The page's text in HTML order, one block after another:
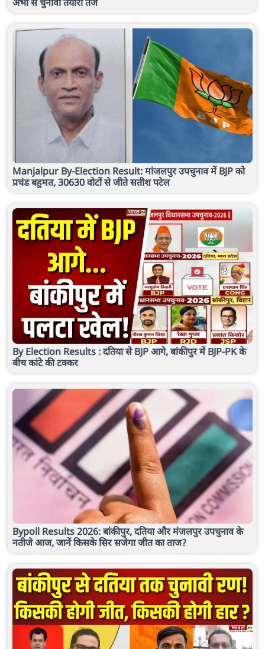
Manjalpur By-Election Result: मांजलपुर उपचुनाव में BJP को
प्रचंड बहुमत, 30630 वोटों से जीते सतीश पटेल
By Election Results : दतिया से BJP आगे, बांकीपुर में BJP-PK के
बीच कांटे की टक्कर
Bypoll Results 2026: बांकीपुर, दतिया और मंजलपुर उपचुनाव के
नतीजे आज, जानें किसके सिर सजेगा जीत का ताज?